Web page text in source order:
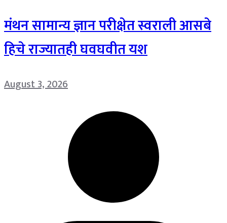
मंथन सामान्य ज्ञान परीक्षेत स्वराली आसबे
हिचे राज्यातही घवघवीत यश
August 3, 2026